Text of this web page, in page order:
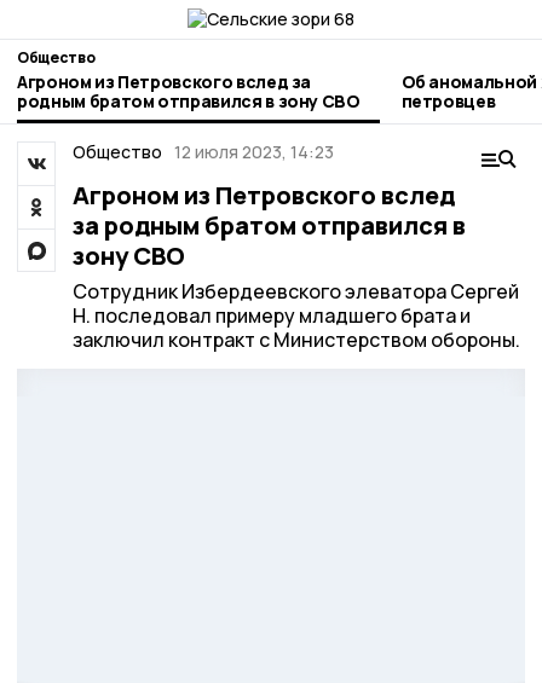
Общество
Агроном из Петровского вслед за
родным братом отправился в зону СВО
Об
петровцев
Общество 12 июля 2023, 14:23
Агроном из Петровского вслед
за родным братом отправился в
зону СВО
Сотрудник Избердеевского элеватора Сергей
Н. последовал примеру младшего брата и
заключил контракт с Министерством обороны.